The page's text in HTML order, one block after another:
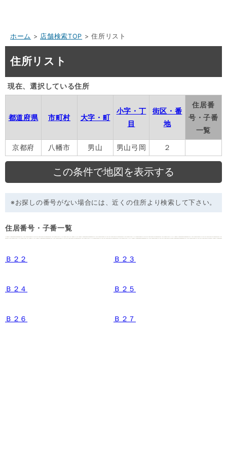
ホーム > 店舗検索TOP > 住所リスト
住所リスト
現在、選択している住所
都道府県 市町村 大字・町
小字・丁
目
街区・番
地
住居番
号・子番
一覧
京都府
八幡市 男山 男山弓岡 ２
※お探しの番号がない場合には、近くの住所より検索して下さい。
住居番号・子番一覧
Ｂ２２ Ｂ２３
Ｂ２４ Ｂ２５
Ｂ２６ Ｂ２７